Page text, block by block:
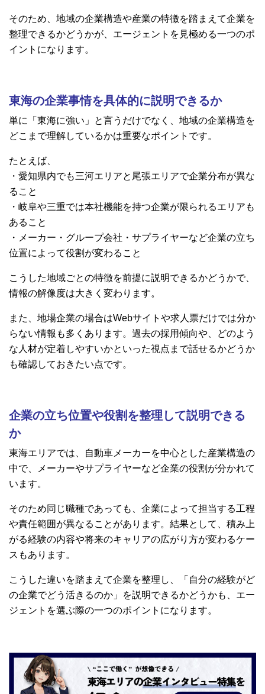
そのため、地域の企業構造や産業の特徴を踏まえて企業を
整理できるかどうかが、エージェントを見極める一つのポ
イントになります。
東海の企業事情を具体的に説明できるか
単に「東海に強い」と言うだけでなく、地域の企業構造を
どこまで理解しているかは重要なポイントです。
たとえば、
・愛知県内でも三河エリアと尾張エリアで企業分布が異な
ること
・岐阜や三重では本社機能を持つ企業が限られるエリアも
あること
・メーカー・グループ会社・サプライヤーなど企業の立ち
位置によって役割が変わること
こうした地域ごとの特徴を前提に説明できるかどうかで、
情報の解像度は大きく変わります。
また、地場企業の場合はWebサイトや求人票だけでは分か
らない情報も多くあります。過去の採用傾向や、どのよう
な人材が定着しやすいかといった視点まで話せるかどうか
も確認しておきたい点です。
企業の立ち位置や役割を整理して説明できる
か
東海エリアでは、自動車メーカーを中心とした産業構造の
中で、メーカーやサプライヤーなど企業の役割が分かれて
います。
そのため同じ職種であっても、企業によって担当する工程
や責任範囲が異なることがあります。結果として、積み上
がる経験の内容や将来のキャリアの広がり方が変わるケー
スもあります。
こうした違いを踏まえて企業を整理し、「自分の経験がど
の企業でどう活きるのか」を説明できるかどうかも、エー
ジェントを選ぶ際の一つのポイントになります。